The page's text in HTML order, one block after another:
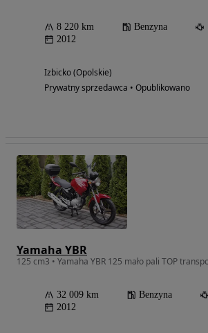
8 220 km Benzyna
2012
Izbicko (Opolskie)
Prywatny sprzedawca • Opublikowano
Yamaha YBR
32 009 km Benzyna
2012